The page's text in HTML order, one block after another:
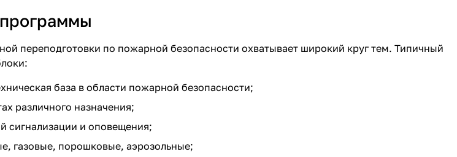
переподготовки по пожарной безопасности охватывает широкий круг тем. Типичный
база в области пожарной безопасности;
различного назначения;
сигнализации и оповещения;
, газовые, порошковые, аэрозольные;